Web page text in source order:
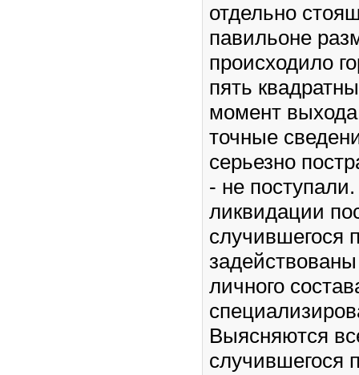
отдельно
павильоне
происходило
пять
момент
точные
серьезно
- не
ликвидации
случившегося
личного
Выясняются
случившегося